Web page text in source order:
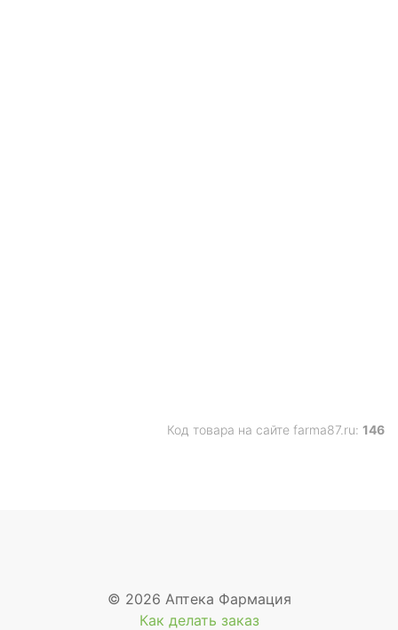
Код товара на сайте farma87.ru: 146
© 2026 Аптека Фармация
Как делать заказ